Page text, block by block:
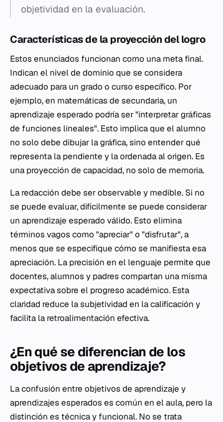
objetividad en la evaluación.
Características de la proyección del logro
Estos enunciados funcionan como una meta final.
Indican el nivel de dominio que se considera
adecuado para un grado o curso específico. Por
ejemplo, en matemáticas de secundaria, un
aprendizaje esperado podría ser "interpretar gráficas
de funciones lineales". Esto implica que el alumno
no solo debe dibujar la gráfica, sino entender qué
representa la pendiente y la ordenada al origen. Es
una proyección de capacidad, no solo de memoria.
La redacción debe ser observable y medible. Si no
se puede evaluar, difícilmente se puede considerar
un aprendizaje esperado válido. Esto elimina
términos vagos como "apreciar" o "disfrutar", a
menos que se especifique cómo se manifiesta esa
apreciación. La precisión en el lenguaje permite que
docentes, alumnos y padres compartan una misma
expectativa sobre el progreso académico. Esta
claridad reduce la subjetividad en la calificación y
facilita la retroalimentación efectiva.
¿En qué se diferencian de los
objetivos de aprendizaje?
La confusión entre objetivos de aprendizaje y
aprendizajes esperados es común en el aula, pero la
distinción es técnica y funcional. No se trata